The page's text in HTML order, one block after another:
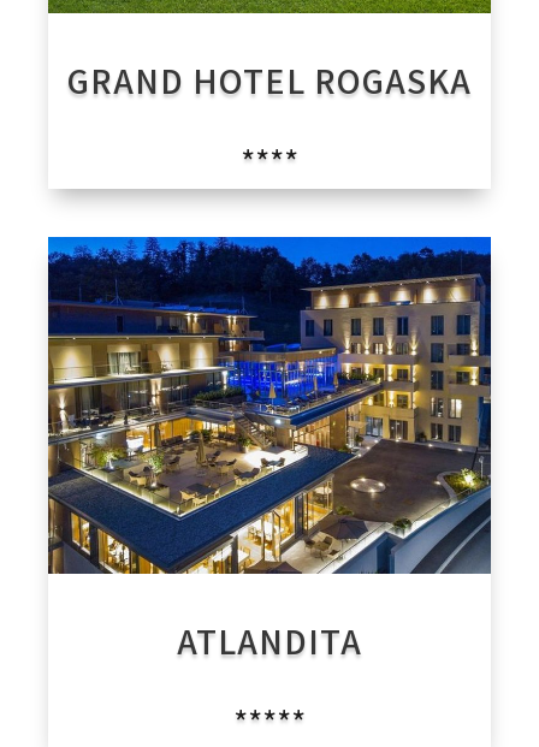
GRAND HOTEL ROGASKA
****
ATLANDITA
*****